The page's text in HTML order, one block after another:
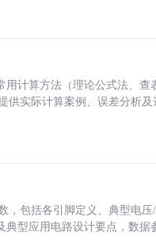
计算方法（理论公式法、
供实际计算案例、误差分析
，包括各引脚定义、典型电
型应用电路设计要点，数